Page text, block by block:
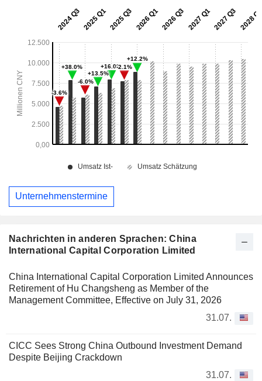
Nachrichten in anderen Sprachen: China
International Capital Corporation Limited
China International Capital Corporation Limited Announces
Retirement of Hu Changsheng as Member of the
Management Committee, Effective on July 31, 2026
31.07.
CICC Sees Strong China Outbound Investment Demand
Despite Beijing Crackdown
31.07.
Unternehmenstermine